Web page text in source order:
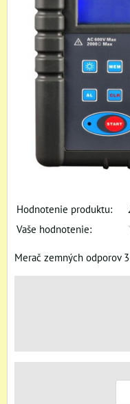
Hodnotenie produktu:
Vaše hodnotenie:
Merač zemných odporov